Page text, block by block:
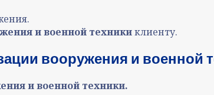
и военной техникиклиенту.
вооружения и военной
и военной техники.